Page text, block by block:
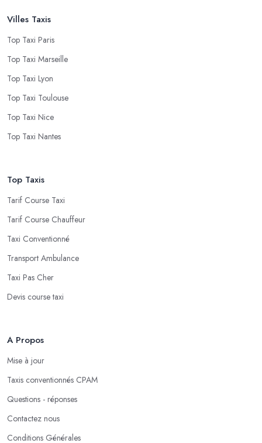
Villes Taxis
Top Taxi Paris
Top Taxi Marseille
Top Taxi Lyon
Top Taxi Toulouse
Top Taxi Nice
Top Taxi Nantes
Top Taxis
Tarif Course Taxi
Tarif Course Chauffeur
Taxi Conventionné
Transport Ambulance
Taxi Pas Cher
Devis course taxi
A Propos
Mise à jour
Taxis conventionnés CPAM
Questions - réponses
Contactez nous
Conditions Générales